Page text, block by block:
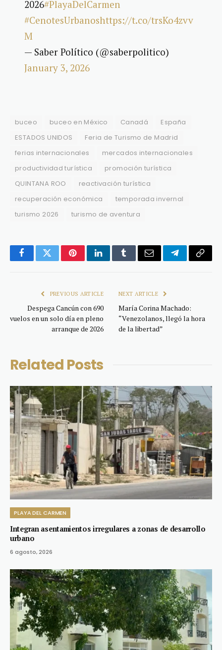
2026#PlayaDelCarmen
#CenotesUrbanoshttps://t.co/trsKo4zvv
M
— Saber Político (@saberpolitico)
January 3, 2026
buceo buceo en México Canadá
España
ESTADOS UNIDOS
Feria de Turismo de Madrid
ferias internacionales
mercados internacionales
productividad turística
promoción turística
QUINTANA ROO
reactivación turística
recuperación económica
temporada invernal
turismo 2026
turismo de aventura
FacebookTwitterPinterestLinkedInTumblrEmail TelegramCopy
PREVIOUS ARTICLE
Despega Cancún con 690
vuelos en un solo día en pleno
arranque de 2026
NEXT ARTICLE
María Corina Machado:
“Venezolanos, llegó la hora
de la libertad”
Related Posts
PLAYA DEL CARMEN
Integran asentamientos irregulares a zonas de desarrollo
urbano
6 agosto, 2026